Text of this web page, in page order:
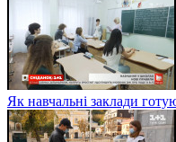
Як навчальні заклади